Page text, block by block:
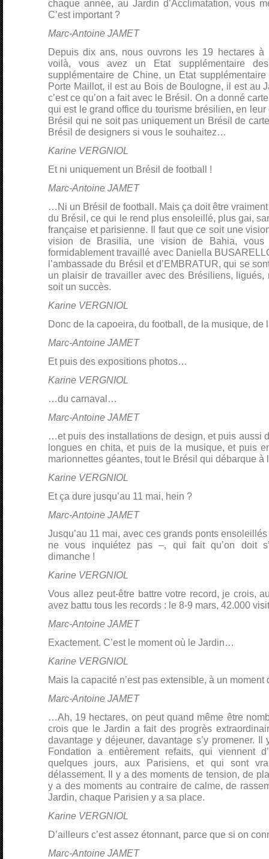
chaque année, au Jardin d’Acclimatation, vous
C’est important ?
Marc-Antoine JAMET
Depuis dix ans, nous ouvrons les 19 hectares
voilà, vous avez un Etat supplémentaire
supplémentaire de Chine, un Etat
Porte Maillot, il est au Bois de Boulogne, il est au
c’est ce qu’on a fait avec le Brésil. On a donné
qui est le grand office du tourisme brésilien, en
Brésil qui ne soit pas uniquement un Brésil de
Brésil de designers si vous le souhaitez…
Karine VERGNIOL
Et ni uniquement un Brésil de football !
Marc-Antoine JAMET
…Ni un Brésil de football. Mais ça doit être
du Brésil, ce qui le rend plus ensoleillé, plus gai,
française et parisienne. Il faut que ce soit une
vision de Brasilia, une vision de Bahia,
formidablement travaillé avec Daniella
l’ambassade du Brésil et d’EMBRATUR, qui se
un plaisir de travailler avec des Brésiliens, ligués,
soit un succès.
Karine VERGNIOL
Donc de la capoeira, du football, de la musique,
Marc-Antoine JAMET
Et puis des expositions photos…
Karine VERGNIOL
…du carnaval…
Marc-Antoine JAMET
…et puis des installations de design, et puis aussi
longues en chita, et puis de la musique, et puis
marionnettes géantes, tout le Brésil qui débarque à
Karine VERGNIOL
Et ça dure jusqu’au 11 mai, hein ?
Marc-Antoine JAMET
Jusqu’au 11 mai, avec ces grands ponts
ne vous inquiétez pas –, qui fait qu’on doit
dimanche !
Karine VERGNIOL
Vous allez peut-être battre votre record, je crois,
avez battu tous les records : le 8-9 mars, 42.000
Marc-Antoine JAMET
Exactement. C’est le moment où le Jardin…
Karine VERGNIOL
Mais la capacité n’est pas extensible, à un moment
Marc-Antoine JAMET
…Ah, 19 hectares, on peut quand même être
crois que le Jardin a fait des progrès
davantage y déjeuner, davantage s’y promener.
Fondation a entièrement refaits, qui viennent
quelques jours, aux Parisiens, et qui sont
délassement. Il y a des moments de tension, de
y a des moments au contraire de calme, de
Jardin, chaque Parisien y a sa place.
Karine VERGNIOL
D’ailleurs c’est assez étonnant, parce que si on
Marc-Antoine JAMET